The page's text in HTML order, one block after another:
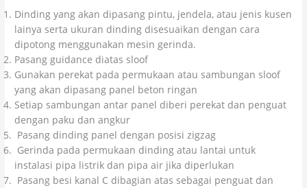
Dinding yang akan dipasang pintu, jendela, atau jenis kusen
lainya serta ukuran dinding disesuaikan dengan cara
dipotong menggunakan mesin gerinda.
Pasang guidance diatas sloof
Gunakan perekat pada permukaan atau sambungan sloof
yang akan dipasang panel beton ringan
Setiap sambungan antar panel diberi perekat dan penguat
dengan paku dan angkur
Pasang dinding panel dengan posisi zigzag
Gerinda pada permukaan dinding atau lantai untuk
instalasi pipa listrik dan pipa air jika diperlukan
Pasang besi kanal C dibagian atas sebagai penguat dan